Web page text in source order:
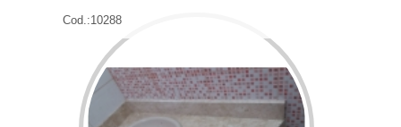
Cod.:10288